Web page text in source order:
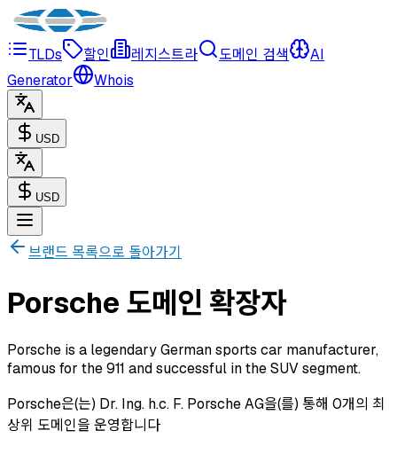
TLDs 할인 레지스트라 도메인 검색
AI
Generator
Whois
USD
USD
브랜드 목록으로 돌아가기
Porsche 도메인 확장자
Porsche is a legendary German sports car manufacturer,
famous for the 911 and successful in the SUV segment.
Porsche은(는) Dr. Ing. h.c. F. Porsche AG을(를) 통해 0개의 최
상위 도메인을 운영합니다